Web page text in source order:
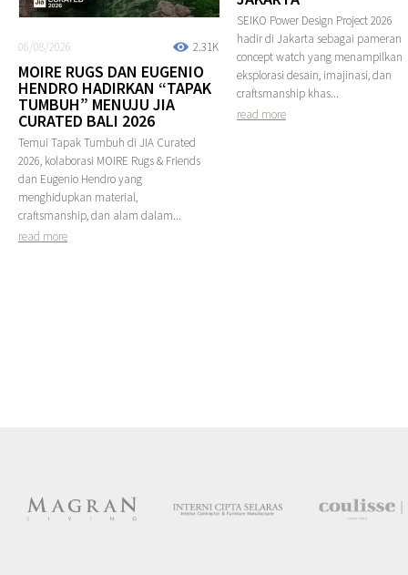
2.31K
06/08/2026
MOIRE RUGS DAN EUGENIO
HENDRO HADIRKAN “TAPAK
TUMBUH” MENUJU JIA
CURATED BALI 2026
Temui Tapak Tumbuh di JIA Curated
2026, kolaborasi MOIRE Rugs & Friends
dan Eugenio Hendro yang
menghidupkan material,
craftsmanship, dan alam dalam...
read more
SEIKO Power Design Project 2026
hadir di Jakarta sebagai pameran
concept watch yang menampilkan
eksplorasi desain, imajinasi, dan
craftsmanship khas...
read more